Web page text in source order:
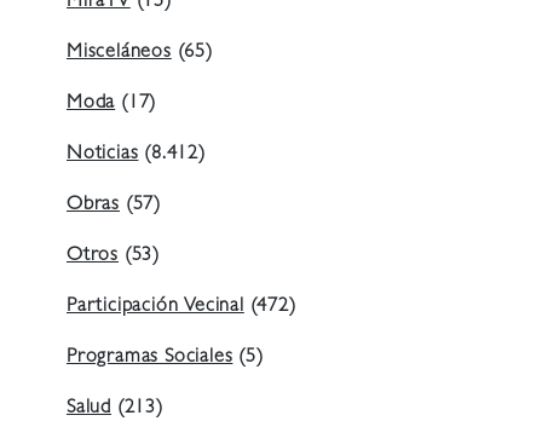
Misceláneos (65)
Moda (17)
Noticias (8.412)
Obras (57)
Otros (53)
Participación Vecinal (472)
Programas Sociales (5)
Salud (213)